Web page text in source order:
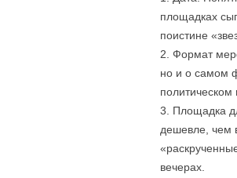
площадках
поистине
Формат
но и о самом
политическом
Площадка
дешевле, чем
вечерах.